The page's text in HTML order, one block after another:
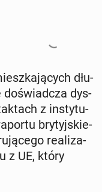
dłu­
do­świad­cza dys­
z in­sty­tu­
bry­tyj­skie­
re­ali­za­
z UE, który